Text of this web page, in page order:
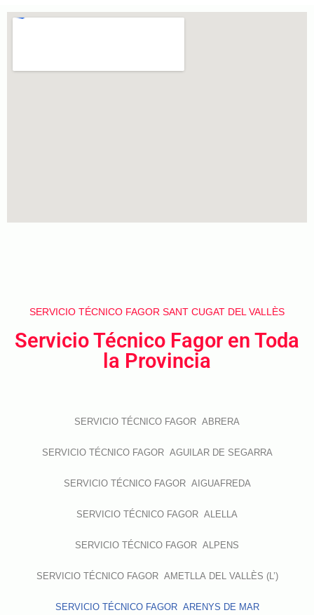
SERVICIO TÉCNICO FAGOR SANT CUGAT DEL VALLÈS
Servicio Técnico Fagor en Toda
la Provincia
SERVICIO TÉCNICO FAGOR ABRERA
SERVICIO TÉCNICO FAGOR AGUILAR DE SEGARRA
SERVICIO TÉCNICO FAGOR AIGUAFREDA
SERVICIO TÉCNICO FAGOR ALELLA
SERVICIO TÉCNICO FAGOR ALPENS
SERVICIO TÉCNICO FAGOR AMETLLA DEL VALLÈS (L’)
SERVICIO TÉCNICO FAGOR ARENYS DE MAR